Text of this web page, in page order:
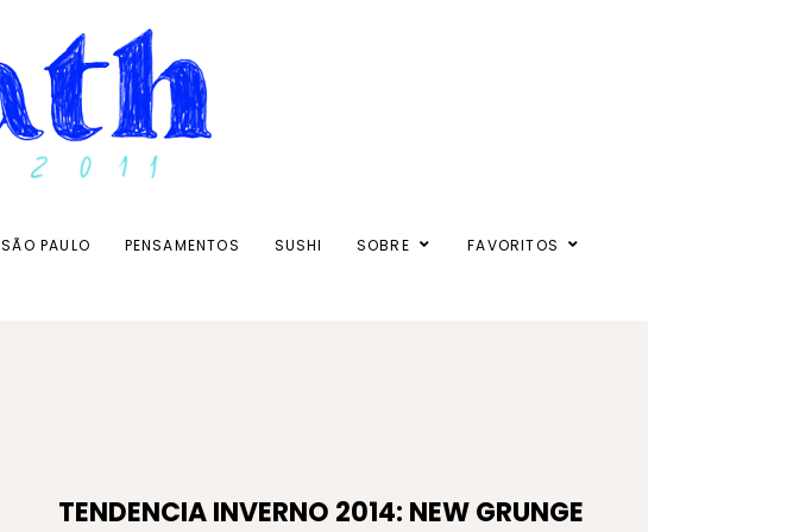
SÃO PAULO PENSAMENTOS SUSHI SOBRE FAVORITOS
TENDENCIA INVERNO 2014: NEW GRUNGE